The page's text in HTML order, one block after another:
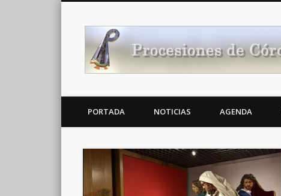
Noticias Cofrades
PORTADA NOTICIAS AGENDA